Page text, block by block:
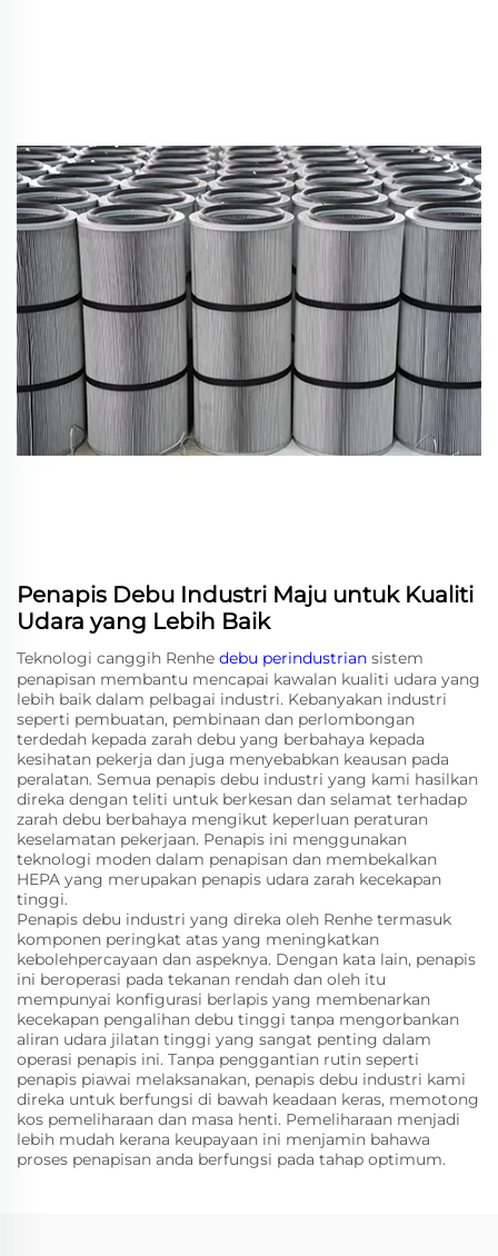
Penapis Debu Industri Maju untuk Kualiti
Udara yang Lebih Baik
Teknologi canggih Renhe debu perindustrian sistem
penapisan membantu mencapai kawalan kualiti udara yang
lebih baik dalam pelbagai industri. Kebanyakan industri
seperti pembuatan, pembinaan dan perlombongan
terdedah kepada zarah debu yang berbahaya kepada
kesihatan pekerja dan juga menyebabkan keausan pada
peralatan. Semua penapis debu industri yang kami hasilkan
direka dengan teliti untuk berkesan dan selamat terhadap
zarah debu berbahaya mengikut keperluan peraturan
keselamatan pekerjaan. Penapis ini menggunakan
teknologi moden dalam penapisan dan membekalkan
HEPA yang merupakan penapis udara zarah kecekapan
tinggi.
Penapis debu industri yang direka oleh Renhe termasuk
komponen peringkat atas yang meningkatkan
kebolehpercayaan dan aspeknya. Dengan kata lain, penapis
ini beroperasi pada tekanan rendah dan oleh itu
mempunyai konfigurasi berlapis yang membenarkan
kecekapan pengalihan debu tinggi tanpa mengorbankan
aliran udara jilatan tinggi yang sangat penting dalam
operasi penapis ini. Tanpa penggantian rutin seperti
penapis piawai melaksanakan, penapis debu industri kami
direka untuk berfungsi di bawah keadaan keras, memotong
kos pemeliharaan dan masa henti. Pemeliharaan menjadi
lebih mudah kerana keupayaan ini menjamin bahawa
proses penapisan anda berfungsi pada tahap optimum.